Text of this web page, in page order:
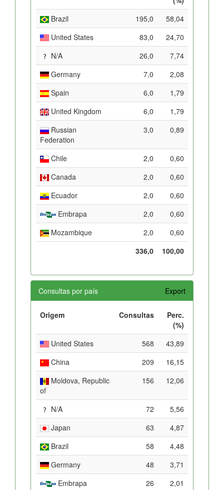
Brazil
195,0
58,04
United States
83,0
24,70
N/A
26,0
7,74
Germany
7,0
2,08
Spain
6,0
1,79
United Kingdom
6,0
1,79
Russian
Federation
3,0 0,89
Chile 2,0
0,60
Canada
2,0
0,60
Ecuador
2,0
0,60
Embrapa
2,0
0,60
Mozambique
2,0
0,60
336,0
100,00
Consultas por país Export
Origem Consultas
Perc.
(%)
United States
568
43,89
China
209
16,15
Moldova, Republic
of
156 12,06
N/A 72
5,56
Japan
63
4,87
Brazil
58
4,48
Germany
48
3,71
Embrapa
26
2,01